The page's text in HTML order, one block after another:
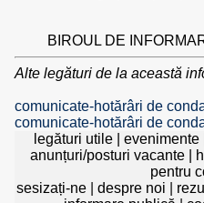
BIROUL DE
Alte legături de la această
comunicate-hotărâri de
comunicate-hotărâri de
legături utile
evenimente
anunțuri/posturi vacante
pentru
sesizați-ne| despre noi